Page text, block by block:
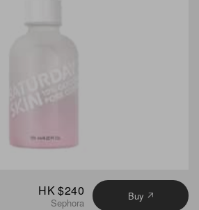
HK $240
Sephora Buy